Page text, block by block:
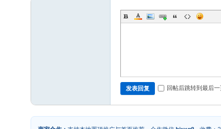
发表回复 回帖后跳转到最后